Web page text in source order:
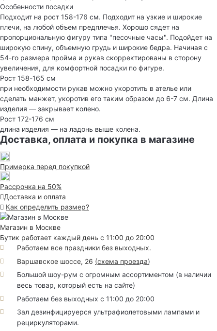
Особенности посадки
Подходит на рост 158-176 см. Подходит на узкие и широкие
плечи, на любой объем предплечья. Хорошо сядет на
пропорциональную фигуру типа "песочные часы". Подойдет на
широкую спину, объемную грудь и широкие бедра. Начиная с
54-го размера пройма и рукав скорректированы в сторону
увеличения, для комфортной посадки по фигуре.
Рост 158-165 см
при необходимости рукав можно укоротить в ателье или
сделать манжет, укоротив его таким образом до 6-7 см. Длина
изделия — закрывает колено.
Рост 172-176 см
длина изделия — на ладонь выше колена.
Доставка, оплата и покупка в магазине
Примерка перед покупкой
Рассрочка на 50%
Доставка и оплата
Как определить размер?
Магазин в Москве
Бутик работает каждый день с 11:00 до 20:00
Работаем все праздники без выходных.
Варшавское шоссе, 26 (схема проезда)
Большой шоу-рум с огромным ассортиментом (в наличии
весь товар, который есть на сайте)
Работаем без выходных с 11:00 до 20:00
Зал дезинфицируерся ультрафиолетовыми лампами и
рециркуляторами.